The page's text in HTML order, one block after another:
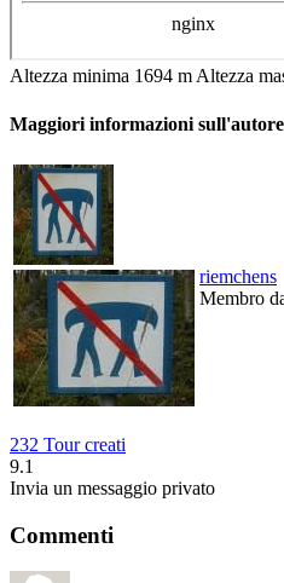
Altezza minima 1694 m Altezza
Maggiori informazioni
riemchens
Membro
232 Tour creati
9.1
Invia un messaggio privato
Commenti